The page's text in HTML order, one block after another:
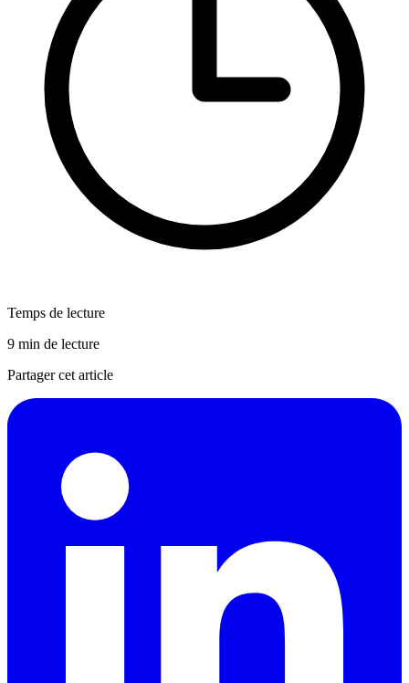
Temps de lecture
9 min de lecture
Partager cet article